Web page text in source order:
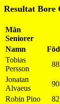
Resultat Bore
Män
Seniorer
Namn
Tobias
Persson
88
Jonatan
Alvaeus
90
Robin Pino
82